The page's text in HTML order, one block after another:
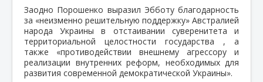
Заодно Порошенко выразил Эбботу благодарность
за «неизменно решительную поддержку» Австралией
народа Украины в отстаивании суверенитета и
территориальной целостности государства , а
также «противодействии внешнему агрессору и
реализации внутренних реформ, необходимых для
развития современной демократической Украины».